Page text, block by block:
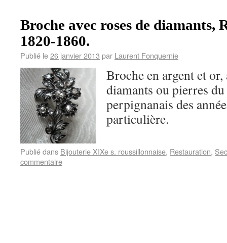
Broche avec roses de diamants,
1820-1860.
Publié le26 janvier 2013 par Laurent Fonquernie
Broche en argent et or,
diamants ou pierres
perpignanais des
particulière.
Publié dans Bijouterie XIXe s. roussillonnaise, Restauration,
commentaire